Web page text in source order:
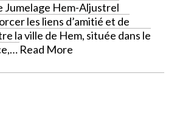
Jumelage Hem-Aljustrel
les liens d’amitié et de
la ville de Hem, située dans le
Read More